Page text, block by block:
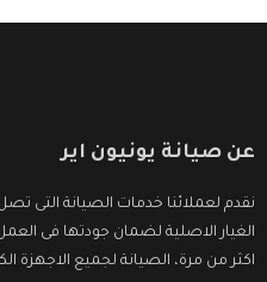
عن صيانة يونيون اير
نقدم لعملائنا خدمات الصيانة التى
الغيار الاصلية لضمان جودتها فى
اكثر من مرة، الصيانة لجميع الاجهزة